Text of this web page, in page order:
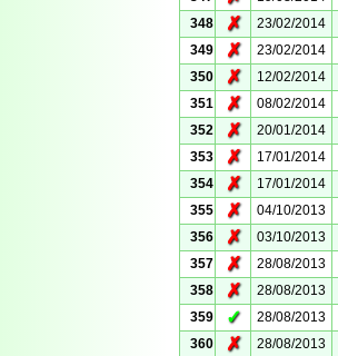
348
✗ 23/02/2014
349
✗ 23/02/2014
350
✗ 12/02/2014
351
✗ 08/02/2014
352
✗ 20/01/2014
353
✗ 17/01/2014
354
✗ 17/01/2014
355
✗ 04/10/2013
356
✗ 03/10/2013
357
✗ 28/08/2013
358
✗ 28/08/2013
359
✓ 28/08/2013
360
✗ 28/08/2013